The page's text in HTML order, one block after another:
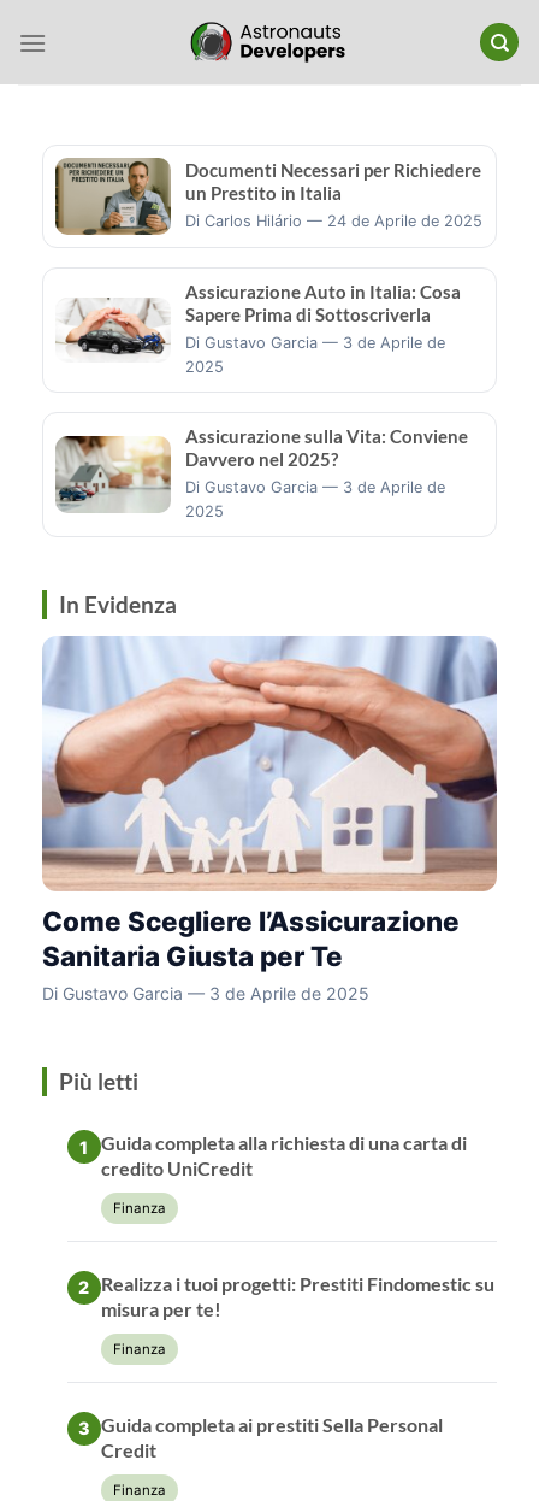
Documenti Necessari per Richiedere
un Prestito in Italia
Di Carlos Hilário — 24 de Aprile de 2025
Assicurazione Auto in Italia: Cosa
Sapere Prima di Sottoscriverla
Di Gustavo Garcia — 3 de Aprile de
2025
Assicurazione sulla Vita: Conviene
Davvero nel 2025?
Di Gustavo Garcia — 3 de Aprile de
2025
In Evidenza
Come Scegliere l’Assicurazione
Sanitaria Giusta per Te
Di Gustavo Garcia — 3 de Aprile de 2025
Più letti
1
Guida completa alla richiesta di una carta di
credito UniCredit
Finanza
2 Realizza i tuoi progetti: Prestiti Findomestic su
misura per te!
Finanza
3 Guida completa ai prestiti Sella Personal
Credit
Finanza